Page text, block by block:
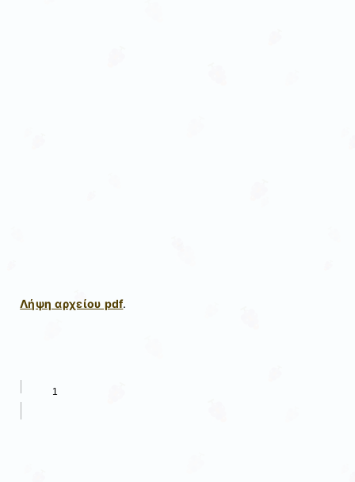
Λήψη αρχείου pdf.